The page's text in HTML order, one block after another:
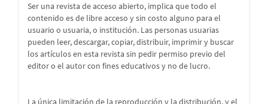
Ser una revista de acceso abierto, implica que todo el
contenido es de libre acceso y sin costo alguno para el
usuario o usuaria, o institución. Las personas usuarias
pueden leer, descargar, copiar, distribuir, imprimir y buscar
los artículos en esta revista sin pedir permiso previo del
editor o el autor con fines educativos y no de lucro.
La única limitación de la reproducción y la distribución, y el